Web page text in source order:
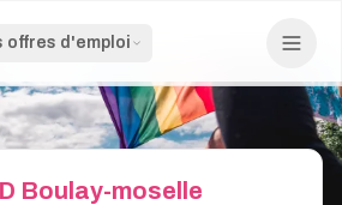
offres d'emploi
Boulay-moselle